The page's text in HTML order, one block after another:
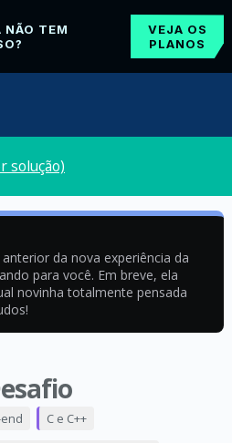
NÃO TEM
VEJA OS
PLANOS
solução)
da nova experiência da
para você. Em breve, ela
novinha totalmente pensada
C e C++